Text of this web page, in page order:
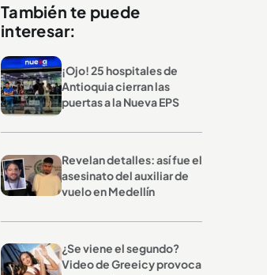
También te puede
interesar:
¡Ojo! 25 hospitales de
Antioquia cierran las
puertas a la Nueva EPS
Revelan detalles: así fue el
asesinato del auxiliar de
vuelo en Medellín
¿Se viene el segundo?
Video de Greeicy provoca